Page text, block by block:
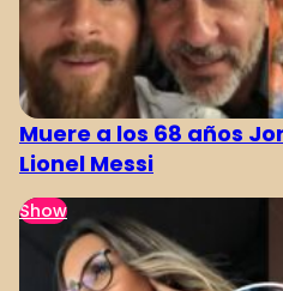
Muere a los 68 años
Lionel Messi
Show